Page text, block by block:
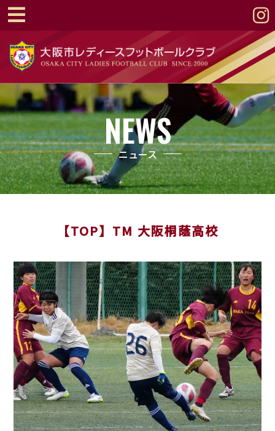
NEWS
ニュース
【TOP】TM 大阪桐蔭高校